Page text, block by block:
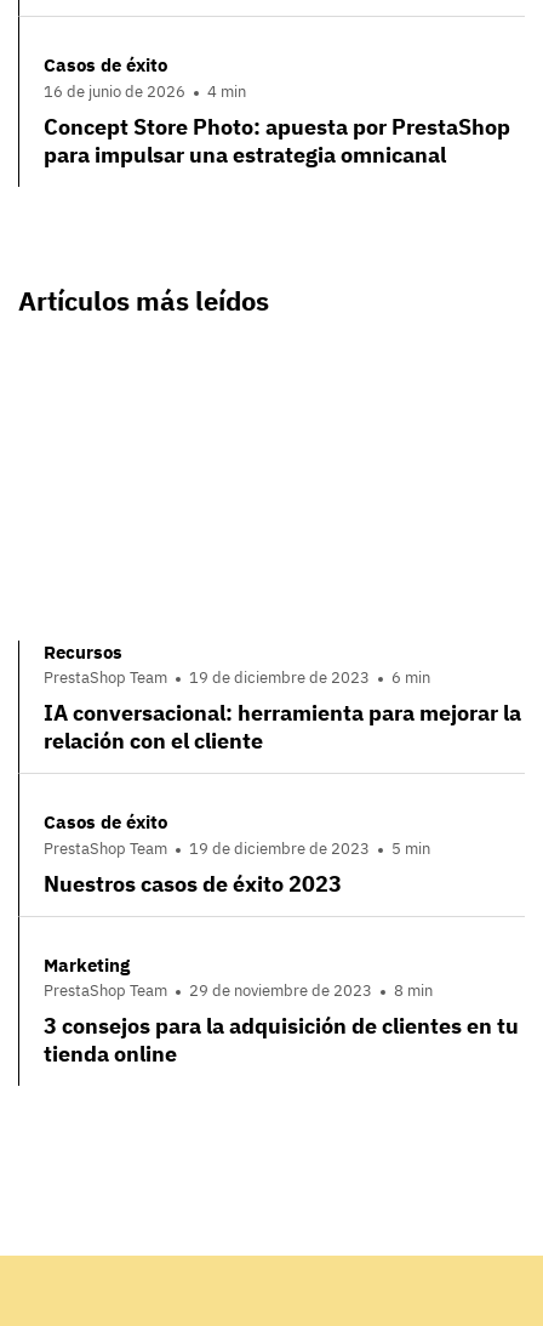
Casos de éxito
16 de junio de 2026 4 min
Concept Store Photo: apuesta por PrestaShop
para impulsar una estrategia omnicanal
Artículos más leídos
Recursos
PrestaShop Team 19 de diciembre de 2023 6 min
IA conversacional: herramienta para mejorar la
relación con el cliente
Casos de éxito
PrestaShop Team 19 de diciembre de 2023 5 min
Nuestros casos de éxito 2023
Marketing
PrestaShop Team 29 de noviembre de 2023 8 min
3 consejos para la adquisición de clientes en tu
tienda online